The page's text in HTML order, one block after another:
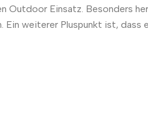
Outdoor Einsatz. Besonders
weiterer Pluspunkt ist, dass